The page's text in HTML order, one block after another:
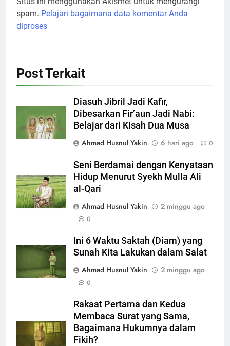
spam. Pelajari bagaimana data komentar Anda
diproses
Post Terkait
Diasuh Jibril Jadi Kafir,
Dibesarkan Fir’aun Jadi Nabi:
Belajar dari Kisah Dua Musa
Ahmad Husnul Yakin
6 hari ago 0
Seni Berdamai dengan Kenyataan
Hidup Menurut Syekh Mulla Ali
al-Qari
Ahmad Husnul Yakin
2 minggu ago
0
Ini 6 Waktu Saktah (Diam) yang
Sunah Kita Lakukan dalam Salat
Ahmad Husnul Yakin
2 minggu ago
0
Rakaat Pertama dan Kedua
Membaca Surat yang Sama,
Bagaimana Hukumnya dalam
Fikih?